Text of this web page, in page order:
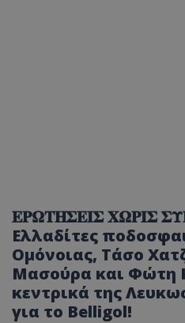
𝚬𝚸𝛀𝚻𝚮𝚺𝚬𝚰𝚺 𝚾𝛀𝚸𝚰𝚺
Ελλαδίτες
Ομόνοιας, Τάσο
Μασούρα και Φώτη
κεντρικά της
για το Belligol!